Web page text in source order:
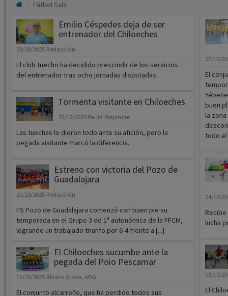
Fútbol Sala
Emilio Céspedes deja de ser
entrenador del Chiloeches
29/10/2025 Redacción
El club tuecho ha decidido prescindir de los servicios
del entrenador tras ocho jornadas disputadas.
Tormenta visitante en Chiloeches
25/10/2025 Paula Alejandre
Las tuechas lo dieron todo ante su afición, pero la
pegada visitante marcó la diferencia.
Estreno con victoria del Pozo de
Guadalajara
21/10/2025 Redacción
FS Pozo de Guadalajara comenzó con buen pie su
temporada en el Grupo 3 de 1ª autonómica de la FFCM,
logrando un trabajado triunfo por 6-4 frente a [...]
El Chiloeches sucumbe ante la
pegada del Poio Pescamar
12/10/2025 Álvaro Arosa, ADG
El conjunto alcarreño, que ha perdido todos sus
27/10/
El
buen
la
todo
24/10/
lucha
19/10/
El